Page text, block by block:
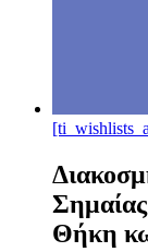
Θήκη